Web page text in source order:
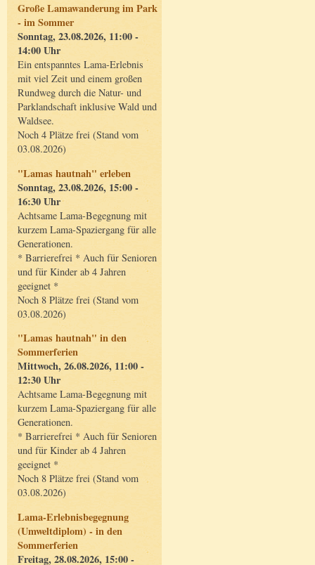
Große Lamawanderung im Park
- im Sommer
Sonntag, 23.08.2026, 11:00 -
14:00 Uhr
Ein entspanntes Lama-Erlebnis
mit viel Zeit und einem großen
Rundweg durch die Natur- und
Parklandschaft inklusive Wald und
Waldsee.
Noch 4 Plätze frei (Stand vom
03.08.2026)
"Lamas hautnah" erleben
Sonntag, 23.08.2026, 15:00 -
16:30 Uhr
Achtsame Lama-Begegnung mit
kurzem Lama-Spaziergang für alle
Generationen.
* Barrierefrei * Auch für Senioren
und für Kinder ab 4 Jahren
geeignet *
Noch 8 Plätze frei (Stand vom
03.08.2026)
"Lamas hautnah" in den
Sommerferien
Mittwoch, 26.08.2026, 11:00 -
12:30 Uhr
Achtsame Lama-Begegnung mit
kurzem Lama-Spaziergang für alle
Generationen.
* Barrierefrei * Auch für Senioren
und für Kinder ab 4 Jahren
geeignet *
Noch 8 Plätze frei (Stand vom
03.08.2026)
Lama-Erlebnisbegegnung
(Umweltdiplom) - in den
Sommerferien
Freitag, 28.08.2026, 15:00 -